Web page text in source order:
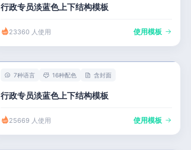
行政专员淡蓝色上下结构模板
23360 人使用 使用模板
7种语言 16种配色 含封面
行政专员淡蓝色上下结构模板
25669 人使用 使用模板